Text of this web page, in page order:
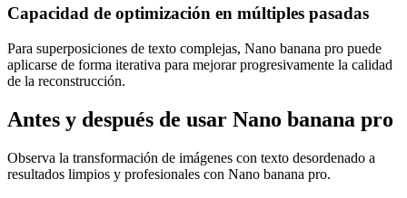
Capacidad de optimización en múltiples pasadas
Para superposiciones de texto complejas, Nano banana pro puede
aplicarse de forma iterativa para mejorar progresivamente la calidad
de la reconstrucción.
Antes y después de usar Nano banana pro
Observa la transformación de imágenes con texto desordenado a
resultados limpios y profesionales con Nano banana pro.